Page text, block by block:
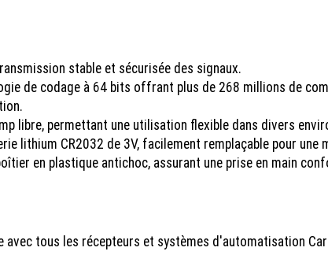
stable et sécurisée des signaux.
de codage à 64 bits offrant plus de 268 millions de
libre, permettant une utilisation flexible dans divers
lithium CR2032 de 3V, facilement remplaçable pour une
en plastique antichoc, assurant une prise en main
avec tous les récepteurs et systèmes d'automatisation